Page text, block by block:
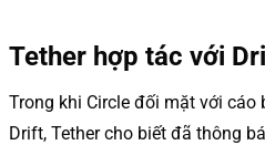
Tether hợp tác với
Trong khi Circle đối mặt với cáo
Drift, Tether cho biết đã thông